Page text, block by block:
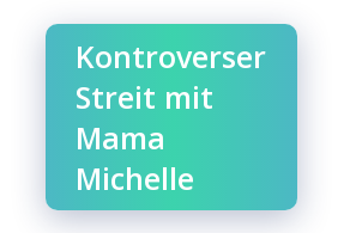
Kontroverser
Streit mit
Mama
Michelle